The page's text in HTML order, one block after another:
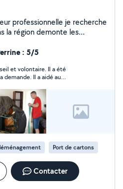
professionnelle je recherche
la région demonte les
en kit et jardinage
: 5/5
et volontaire. Il a été
Il a aidé au
je le recommande vivement.
Port de cartons
Contacter